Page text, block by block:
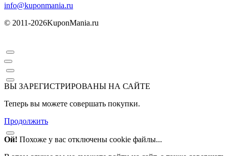
info@kuponmania.ru
© 2011-2026KuponMania.ru
ВЫ ЗАРЕГИСТРИРОВАНЫ НА САЙТЕ
Теперь вы можете совершать покупки.
Продолжить
Ой! Похоже у вас отключены cookie файлы...